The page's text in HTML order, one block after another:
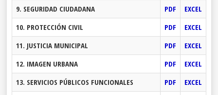
9. SEGURIDAD CIUDADANA PDF
EXCEL
10. PROTECCIÓN CIVIL
PDF
EXCEL
11. JUSTICIA MUNICIPAL
PDF
EXCEL
12. IMAGEN URBANA
PDF
EXCEL
13. SERVICIOS PÚBLICOS FUNCIONALES
PDF
EXCEL